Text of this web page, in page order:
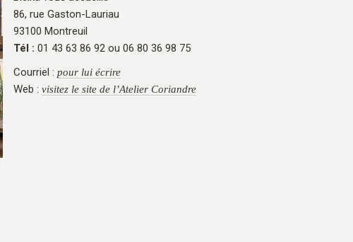
86, rue Gaston-Lauriau
93100 Montreuil
Tél : 01 43 63 86 92 ou 06 80 36 98 75
Courriel : pour lui écrire
Web : visitez le site de l’Atelier Coriandre